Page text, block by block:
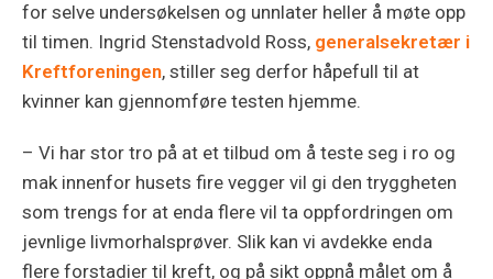
for selve undersøkelsen og unnlater heller å møte opp
til timen. Ingrid Stenstadvold Ross, generalsekretær i
Kreftforeningen, stiller seg derfor håpefull til at
kvinner kan gjennomføre testen hjemme.
– Vi har stor tro på at et tilbud om å teste seg i ro og
mak innenfor husets fire vegger vil gi den tryggheten
som trengs for at enda flere vil ta oppfordringen om
jevnlige livmorhalsprøver. Slik kan vi avdekke enda
flere forstadier til kreft, og på sikt oppnå målet om å